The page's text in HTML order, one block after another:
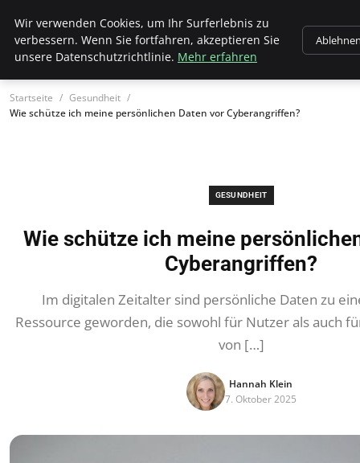
Wk Institut
Startseite
Gesundheit
Wie schütze ich meine persönlichen Daten vor Cyberangriffen?
GESUNDHEIT
Wie schütze ich meine
Cyberangriffen?
Im digitalen Zeitalter sind persönliche Daten zu
Ressource geworden, die sowohl für Nutzer als auch
von […]
Hannah Klein
7. Oktober 2025
Wir verwenden Cookies, um Ihr Surferlebnis zu
verbessern. Wenn Sie fortfahren, akzeptieren Sie
unsere Datenschutzrichtlinie. Mehr erfahren